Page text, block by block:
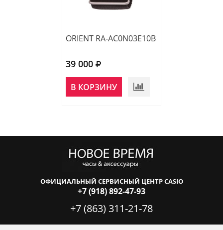
ORIENT RA-AC0N03E10B
39 000
В КОРЗИНУ
ОФИЦИАЛЬНЫЙ СЕРВИСНЫЙ ЦЕНТР CASIO
+7 (918) 892-47-93
+7 (863) 311-21-78